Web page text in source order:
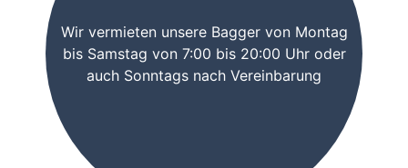
Wir vermieten unsere Bagger von Montag
bis Samstag von 7:00 bis 20:00 Uhr oder
auch Sonntags nach Vereinbarung